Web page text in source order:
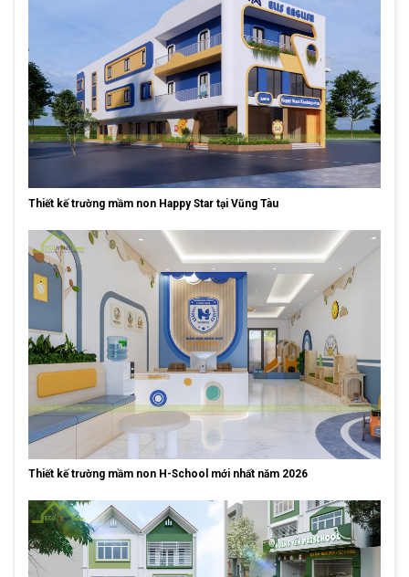
Thiết kế trường mầm non Happy Star tại Vũng Tàu
Thiết kế trường mầm non H-School mới nhất năm 2026